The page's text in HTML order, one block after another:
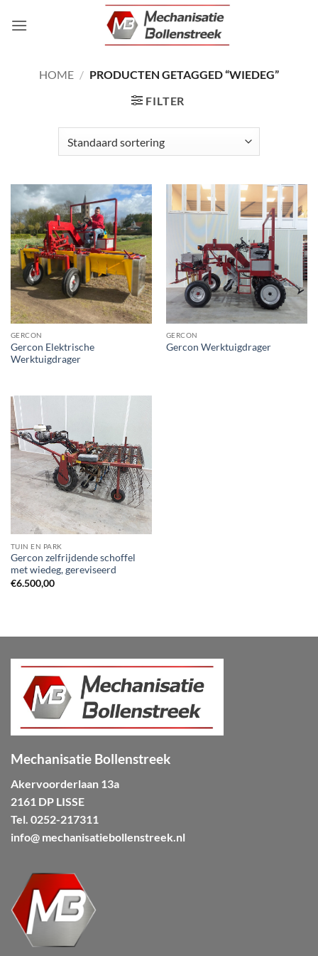
naar
HOME / PRODUCTEN GETAGGED “WIEDEG”
FILTER
GERCON
Gercon Elektrische
Werktuigdrager
GERCON
Gercon Werktuigdrager
TUIN EN PARK
Gercon zelfrijdende schoffel
met wiedeg, gereviseerd
€6.500,00
Mechanisatie Bollenstreek
Akervoorderlaan 13a
2161 DP LISSE
Tel. 0252-217311
info@ mechanisatiebollenstreek.nl